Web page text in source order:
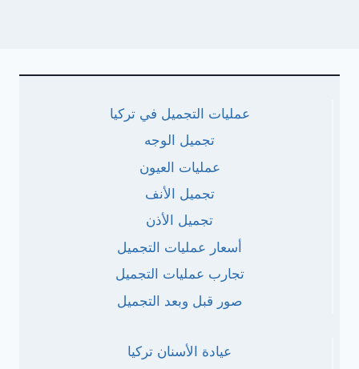
عمليات التجميل في تركيا
تجميل الوجه
عمليات العيون
تجميل الأنف
تجميل الأذن
أسعار عمليات التجميل
تجارب عمليات التجميل
صور قبل وبعد التجميل
عيادة الأسنان تركيا